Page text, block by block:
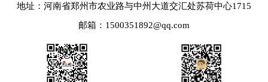
地址：河南省郑州市农业路与中州大道交汇处苏荷中心1715
邮箱：1500351892@qq.com